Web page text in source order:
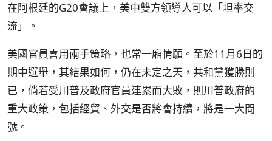
在阿根廷的G20會議上，美中雙方領導人可以「坦率交
流」。
美國官員喜用兩手策略，也常一廂情願。至於11月6日的
期中選舉，其結果如何，仍在未定之天，共和黨獲勝則
已，倘若受川普及政府官員連累而大敗，則川普政府的
重大政策，包括經貿、外交是否將會持續，將是一大問
號。